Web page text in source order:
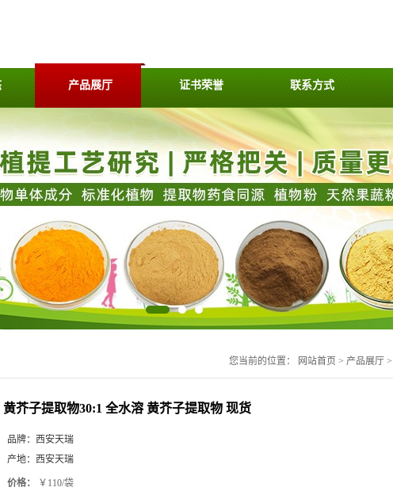
产品展厅 证书荣誉 联系方式
您当前的位置： 网站首页 > 产品展厅 >
黄芥子提取物30:1 全水溶 黄芥子提取物 现货
品牌： 西安天瑞
产地： 西安天瑞
价格： ￥110/袋